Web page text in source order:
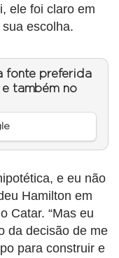
ele foi claro em
escolha.
fonte preferida
também no
e eu não
Hamilton em
Catar. “Mas eu
da decisão de me
para construir e